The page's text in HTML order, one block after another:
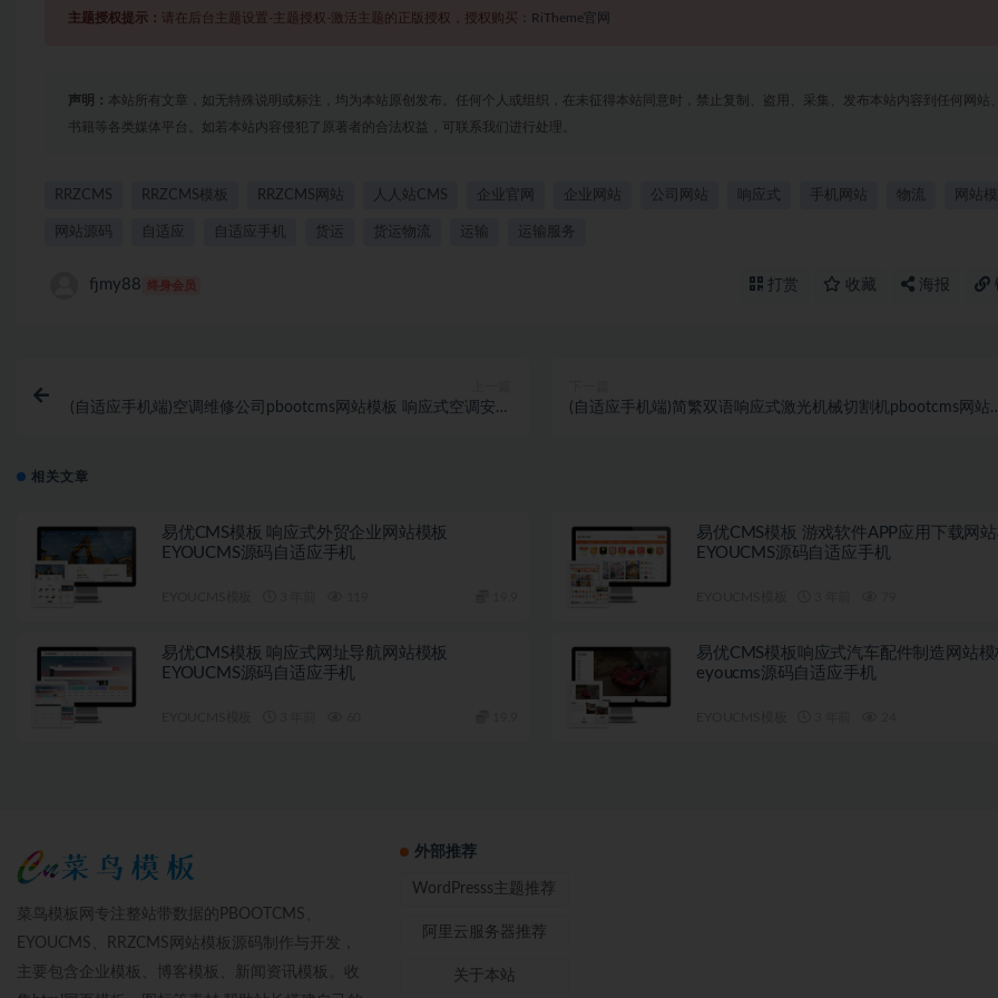
主题授权提示： 请在后台主题设置-主题授权-激活主题的正版授权，授权购买： RiTheme官网
声明： 本站所有文章，如无特殊说明或标注，均为本站原创发布。任何个人或组织，在未征得本站同意时，禁止复制、盗用、采集、发布本站内容到任何网站、
书籍等各类媒体平台。如若本站内容侵犯了原著者的合法权益，可联系我们进行处理。
RRZCMS RRZCMS模板 RRZCMS网站 人人站CMS 企业官网 企业网站 公司网站 响应式 手机网站 物流 网站
网站源码 自适应 自适应手机 货运 货运物流 运输 运输服务
fjmy88 终身会员 打赏 收藏 海报
(自适应手机端)空调维修公司pbootcms网站模板 响应式空调安装
(自适应手机端)简繁双语响应式激光机械切割机pbootcms网站
相关文章
易优CMS模板 响应式外贸企业网站模板
EYOUCMS源码自适应手机
易优CMS模板 游戏软件APP应用下载网
EYOUCMS源码自适应手机
易优CMS模板 响应式网址导航网站模板
EYOUCMS源码自适应手机
易优CMS模板响应式汽车配件制造网站模
eyoucms源码自适应手机
菜鸟模板网专注整站带数据的PBOOTCMS、
EYOUCMS、RRZCMS网站模板源码制作与开发，
主要包含企业模板、博客模板、新闻资讯模板。收
外部推荐
WordPresss主题推荐
阿里云服务器推荐
关于本站